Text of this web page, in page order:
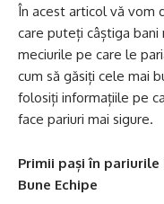
În acest articol vă vom
care puteți câștiga bani
meciurile pe care le
cum să găsiți cele mai
folosiți informațiile pe
face pariuri mai sigure.
Primii pași în pariurile
Bune Echipe